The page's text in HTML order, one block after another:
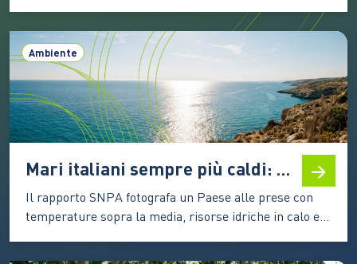
ma la strada verso un’applicazione su larga scala
resta complessa Il ghiaccio marino artico è una delle
componenti più delicate del sistema climatico. La sua
superficie chiara riflette una…
Ambiente
Mari italiani sempre più caldi: nel 2025 secondo valore più alto dal 1982
Il rapporto SNPA fotografa un Paese alle prese con
temperature sopra la media, risorse idriche in calo e